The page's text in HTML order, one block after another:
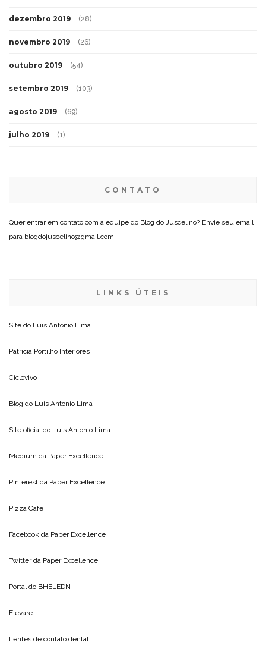
dezembro 2019 (28)
novembro 2019 (26)
outubro 2019 (54)
setembro 2019 (103)
agosto 2019 (69)
julho 2019 (1)
CONTATO
Quer entrar em contato com a equipe do Blog do Juscelino? Envie seu email
para blogdojuscelino@gmail.com
LINKS ÚTEIS
Site do Luis Antonio Lima
Patricia Portilho Interiores
Ciclovivo
Blog do Luis Antonio Lima
Site oficial do Luis Antonio Lima
Medium da Paper Excellence
Pinterest da Paper Excellence
Pizza Cafe
Facebook da Paper Excellence
Twitter da Paper Excellence
Portal do BHELEDN
Elevare
Lentes de contato dental